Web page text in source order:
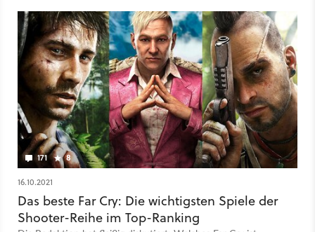
171 8
16.10.2021
Das beste Far Cry: Die wichtigsten Spiele der
Shooter-Reihe im Top-Ranking